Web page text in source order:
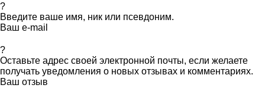
?
Введите ваше имя, ник или псевдоним.
Ваш e-mail
?
Оставьте адрес своей электронной почты, если желаете
получать уведомления о новых отзывах и комментариях.
Ваш отзыв